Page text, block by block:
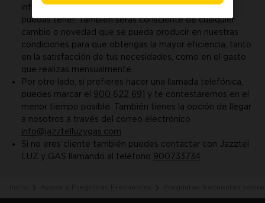
información para solucionar cualquier incidencia que
puedas tener. También serás consciente de cualquier
cambio o novedad que se pueda producir en nuestras
condiciones para que obtengas la mayor eficiencia, tanto
en la satisfacción de tus necesidades, como en el gasto
que realizas mensualmente.
Por otro lado, si prefieres hacer una llamada telefónica,
puedes marcar el 900 622 691 y te contestaremos en el
menor tiempo posible. También tienes la opción de llegar
a nosotros a través del correo electrónico
info@jazztelluzygas.com
Si no eres cliente también puedes contactar con Jazztel
LUZ y GAS llamando al teléfono 900733734